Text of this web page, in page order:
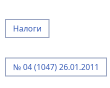
Налоги
№ 04 (1047) 26.01.2011